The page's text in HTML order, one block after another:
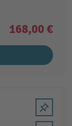
168,00 €